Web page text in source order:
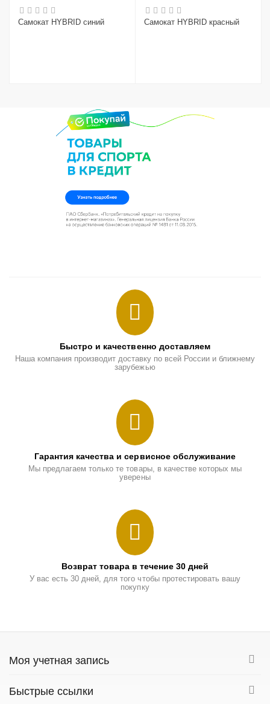
Самокат HYBRID синий Самокат HYBRID красный
Быстро и качественно доставляем
Наша компания производит доставку по всей России и ближнему
зарубежью
Гарантия качества и сервисное обслуживание
Мы предлагаем только те товары, в качестве которых мы
уверены
Возврат товара в течение 30 дней
У вас есть 30 дней, для того чтобы протестировать вашу
покупку
Моя учетная запись
Быстрые ссылки